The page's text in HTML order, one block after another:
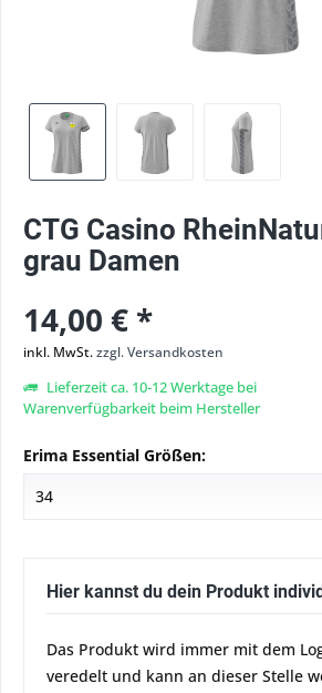
CTG Casino
grau Damen
14,00 € *
inkl. MwSt.zzgl. Versandkosten
Lieferzeit ca. 10-12 Werktage bei
Warenverfügbarkeit beim Hersteller
Erima Essential Größen:
Hier kannst du dein Produkt
Das Produkt wird immer mit dem
veredelt und kann an dieser Stelle